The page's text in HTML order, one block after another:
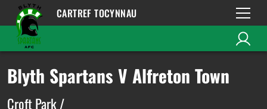
CARTREF TOCYNNAU
Blyth Spartans V Alfreton Town
Croft Park /